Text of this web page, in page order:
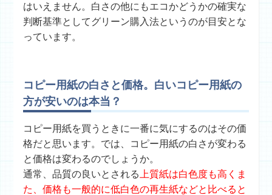
はいえません。白さの他にもエコかどうかの確実な
判断基準としてグリーン購入法というのが目安とな
っています。
コピー用紙の白さと価格。白いコピー用紙の
方が安いのは本当？
コピー用紙を買うときに一番に気にするのはその価
格だと思います。では、コピー用紙の白さが変わる
と価格は変わるのでしょうか。
通常、品質の良いとされる 上質紙は白色度も高くま
た、価格も一般的に低白色の再生紙などと比べると